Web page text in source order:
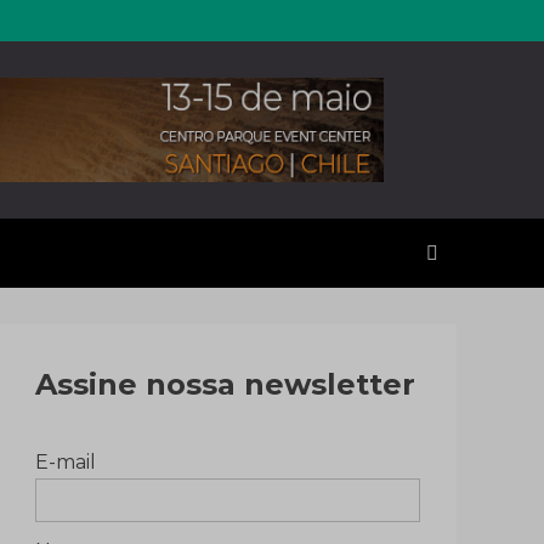
Assine nossa newsletter
E-mail